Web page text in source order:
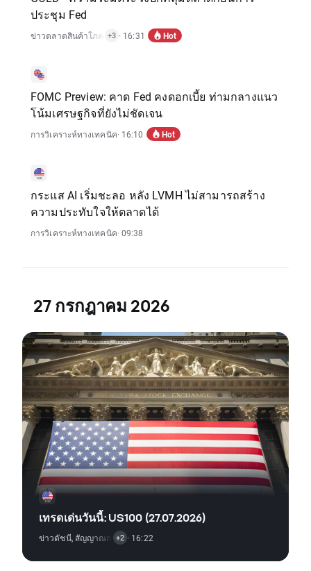
ประชุม Fed
ข่าวตลาดสินค้าโภคภัณฑ์,แจ้งเตือนตลาด
+3 · 16:31 Hot
FOMC Preview: คาด Fed คงดอกเบี้ย ท่ามกลางแนว
โน้มเศรษฐกิจที่ยังไม่ชัดเจน
การวิเคราะห์ทางเทคนิค· 16:10 Hot
กระแส AI เริ่มชะลอ หลัง LVMH ไม่สามารถสร้าง
ความประทับใจให้ตลาดได้
การวิเคราะห์ทางเทคนิค· 09:38
27 กรกฎาคม 2026
เทรดเด่นวันนี้: US100 (27.07.2026)
ข่าวดัชนี, สัญญาณการเทรด,การวิเคราะห์ทางเทคนิค
+2 · 16:22